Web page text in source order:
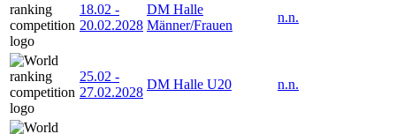
18.02 -
20.02.2028
DM Halle
Männer/Frauen
n.n.
25.02 -
27.02.2028
DM Halle U20 n.n.